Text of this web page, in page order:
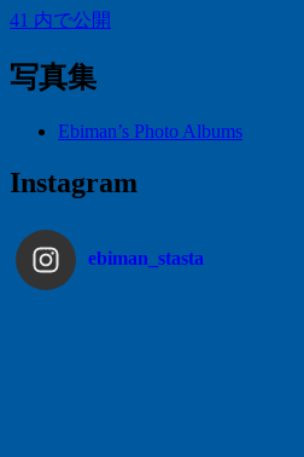
41 内で公開
写真集
Ebiman’s Photo Albums
Instagram
ebiman_stasta